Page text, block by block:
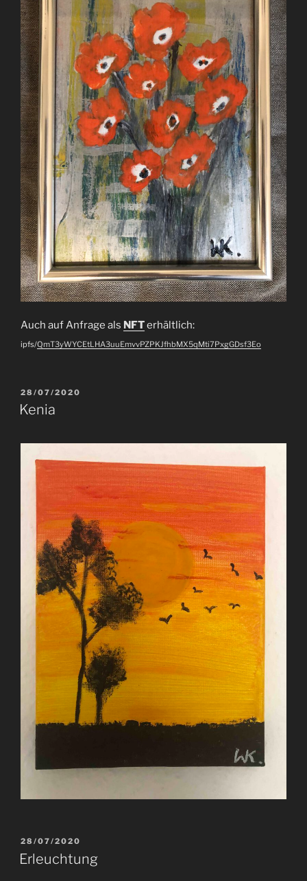
Auch auf Anfrage als NFTerhältlich:
ipfs/QmT3yWYCEtLHA3uuEmvvPZPKJfhbMX5qMti7PxgGDsf3Eo
VERÖFFENTLICHT
AM
28/07/2020
Kenia
VERÖFFENTLICHT
AM
28/07/2020
Erleuchtung